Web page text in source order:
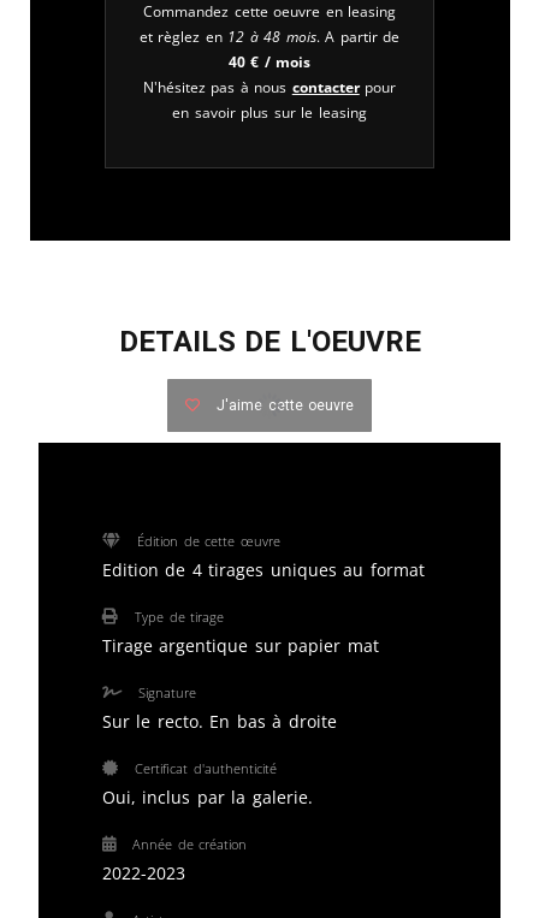
Commandez cette oeuvre en leasing
et règlez en 12 à 48 mois. A partir de
40€ / mois
N'hésitez pas à nous contacterpour
en savoir plus sur le leasing
DETAILS DE L'OEUVRE
J'aime cette oeuvre
Édition de cette œuvre
Edition de 4 tirages uniques au format
Type de tirage
Tirage argentique sur papier mat
Signature
Sur le recto. En bas à droite
Certificat d'authenticité
Oui, inclus par la galerie.
Année de création
2022-2023